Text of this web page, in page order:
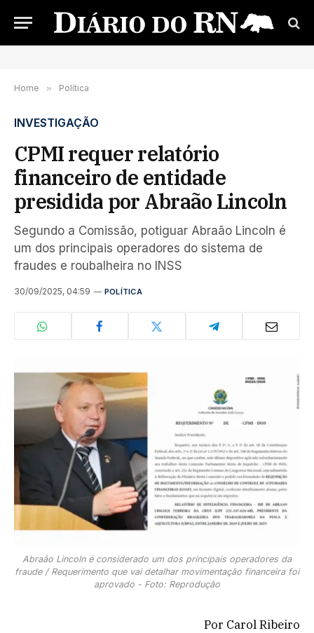
Home » Política
INVESTIGAÇÃO
CPMI requer relatório
financeiro de entidade
presidida por Abraão Lincoln
Segundo a Comissão, potiguar Abraão Lincoln é
um dos principais operadores do sistema de
fraudes e roubalheira no INSS
30/09/2025, 04:59 POLÍTICA
Abraão Lincoln é considerado um dos principais operadores da
fraude / Requerimento que vai detalhar movimentação financeira foi
aprovado - Foto: Reprodução
Por Carol Ribeiro